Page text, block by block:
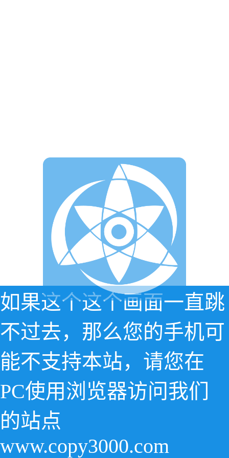
如果这个这个画面一直跳
不过去，那么您的手机可
能不支持本站，请您在
PC使用浏览器访问我们
的站点
www.copy3000.com